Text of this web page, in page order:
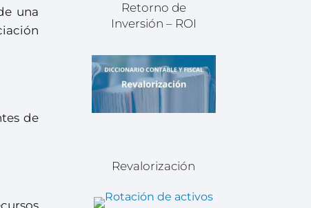
una
de
Retorno de
Inversión – ROI
Revalorización